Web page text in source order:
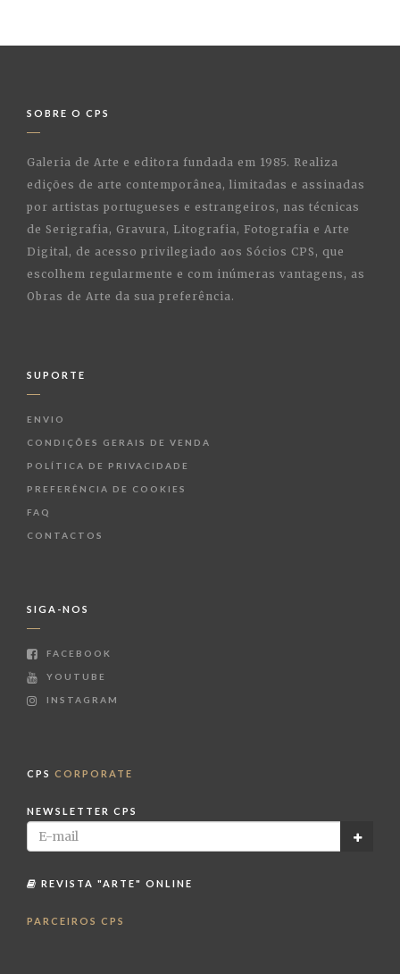
SOBRE O CPS
Galeria de Arte e editora fundada em 1985. Realiza
edições de arte contemporânea, limitadas e assinadas
por artistas portugueses e estrangeiros, nas técnicas
de Serigrafia, Gravura, Litografia, Fotografia e Arte
Digital, de acesso privilegiado aos Sócios CPS, que
escolhem regularmente e com inúmeras vantagens, as
Obras de Arte da sua preferência.
SUPORTE
ENVIO
CONDIÇÕES GERAIS DE VENDA
POLÍTICA DE PRIVACIDADE
PREFERÊNCIA DE COOKIES
FAQ
CONTACTOS
SIGA-NOS
FACEBOOK
YOUTUBE
INSTAGRAM
CPS CORPORATE
NEWSLETTER CPS
REVISTA "ARTE" ONLINE
PARCEIROS CPS